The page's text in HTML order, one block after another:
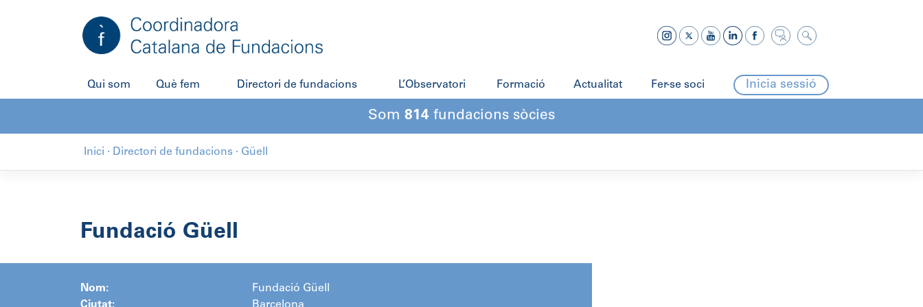
Qui som Què fem Directori de fundacions L’Observatori Formació Actualitat Fer-se soci Inicia sessió
Som 814 fundacions sòcies
Inici · Directori de fundacions · Güell
Fundació Güell
Nom:
Fundació Güell